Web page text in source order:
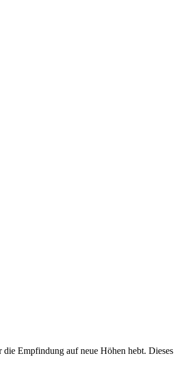
Empfindung auf neue Höhen hebt.